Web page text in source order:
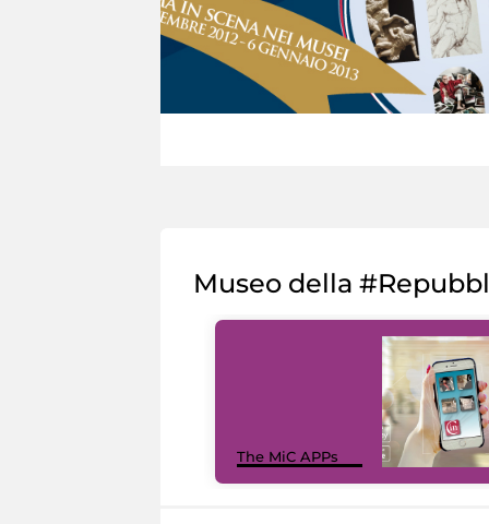
Museo della
The MiC APPs